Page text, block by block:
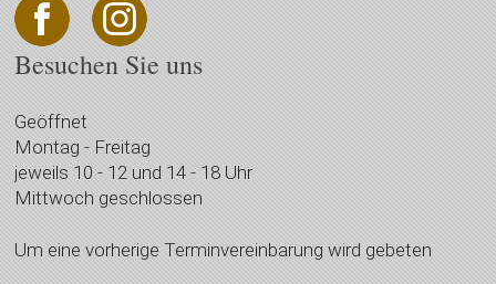
Besuchen Sie uns
Geöffnet
Montag - Freitag
jeweils 10 - 12 und 14 - 18 Uhr
Mittwoch geschlossen
Um eine vorherige Terminvereinbarung wird gebeten